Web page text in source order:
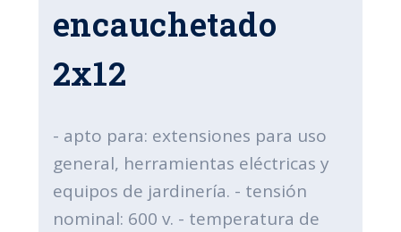
encauchetado
2x12
- apto para: extensiones para uso
general, herramientas eléctricas y
equipos de jardinería. - tensión
nominal: 600 v. - temperatura de